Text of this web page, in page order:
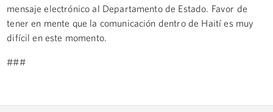
mensaje electrónico al Departamento de Estado. Favor de
tener en mente que la comunicación dentro de Haití es muy
difícil en este momento.
###